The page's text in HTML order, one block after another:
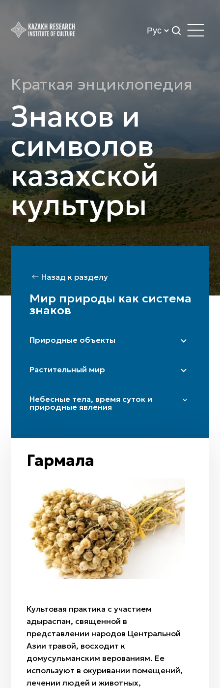
Краткая энциклопедия
Знаков и
символов
казахской
культуры
Назад к разделу
Мир природы как система
знаков
Природные объекты
Гора / горы
Дорога / перекрёсток
Растительный мир
Платан
Арча
Полынь
Тюльпан
Небесные тела, время суток и
природные явления
Солнце
Рассвет
Гром и молния
Огонь
Радуга
Ветер
Дождь
Мизан көк
Бесқонақ
Наурыз
Амал
Қымыз мұрындық
Нартуған / Нұртұған
Гармала
Культовая практика с участием
адыраспан, священной в
представлении народов Центральной
Азии травой, восходит к
домусульманским верованиям. Ее
используют в окуривании помещений,
лечении людей и животных,